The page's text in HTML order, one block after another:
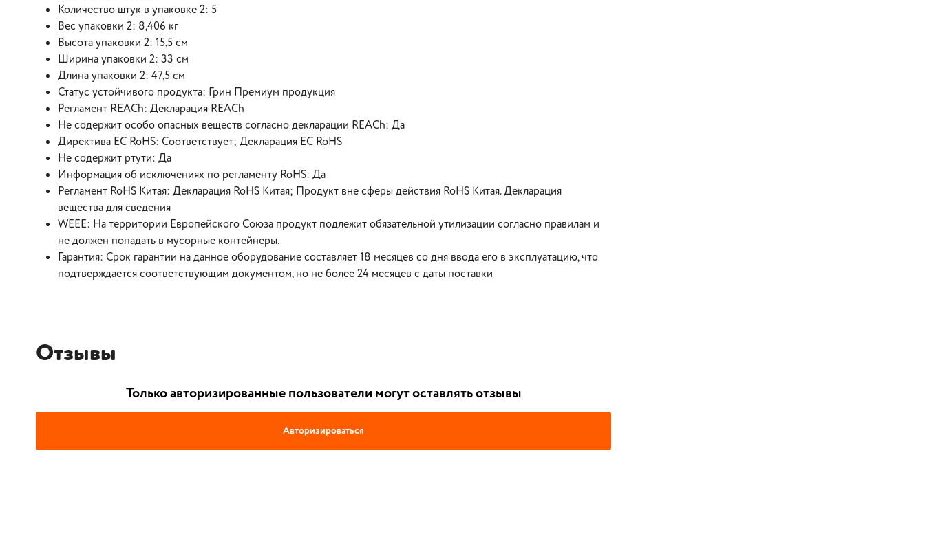
Количество штук в упаковке 2: 5
Вес упаковки 2: 8,406 кг
Высота упаковки 2: 15,5 см
Ширина упаковки 2: 33 см
Длина упаковки 2: 47,5 см
Статус устойчивого продукта: Грин Премиум продукция
Регламент REACh: Декларация REACh
Не содержит особо опасных веществ согласно декларации REACh: Да
Директива EC RoHS: Соответствует; Декларация ЕС RoHS
Не содержит ртути: Да
Информация об исключениях по регламенту RoHS: Да
Регламент RoHS Китая: Декларация RoHS Китая; Продукт вне сферы действия RoHS Китая. Декларация
вещества для сведения
WEEE: На территории Европейского Союза продукт подлежит обязательной утилизации согласно правилам и
не должен попадать в мусорные контейнеры.
Гарантия: Срок гарантии на данное оборудование составляет 18 месяцев со дня ввода его в эксплуатацию, что
подтверждается соответствующим документом, но не более 24 месяцев с даты поставки
Отзывы
Только авторизированные пользователи могут оставлять отзывы
Авторизироваться